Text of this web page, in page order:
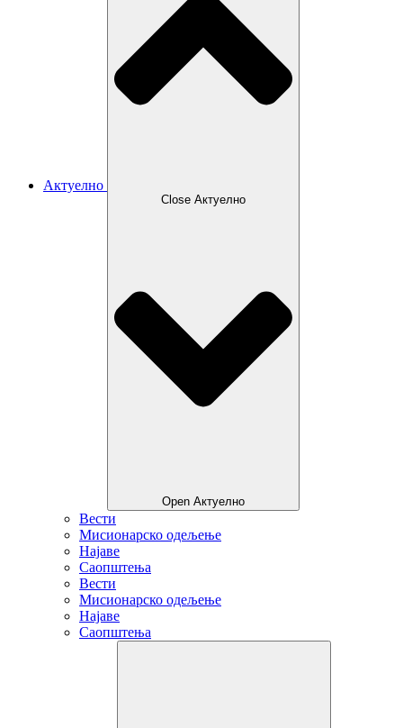
Актуелно
Close Актуелно
Open Актуелно
Вести
Мисионарско одељење
Најаве
Саопштења
Вести
Мисионарско одељење
Најаве
Саопштења